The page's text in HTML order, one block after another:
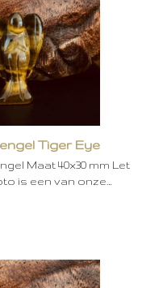
Tiger Eye
Maat 40x30 mm Let
is een van onze…